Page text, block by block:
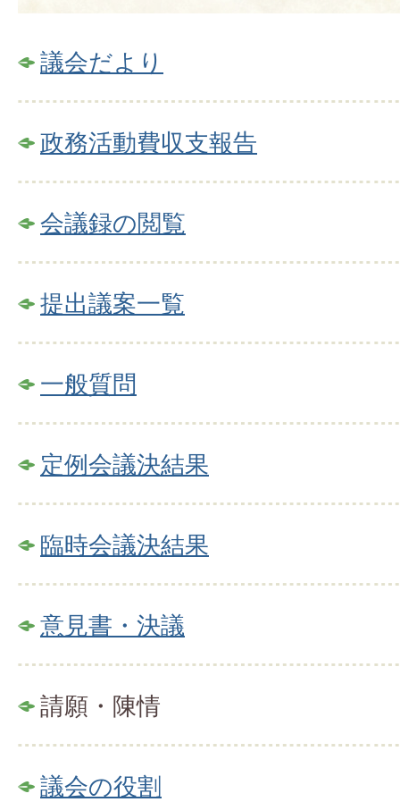
議会だより
政務活動費収支報告
会議録の閲覧
提出議案一覧
一般質問
定例会議決結果
臨時会議決結果
意見書・決議
請願・陳情
議会の役割